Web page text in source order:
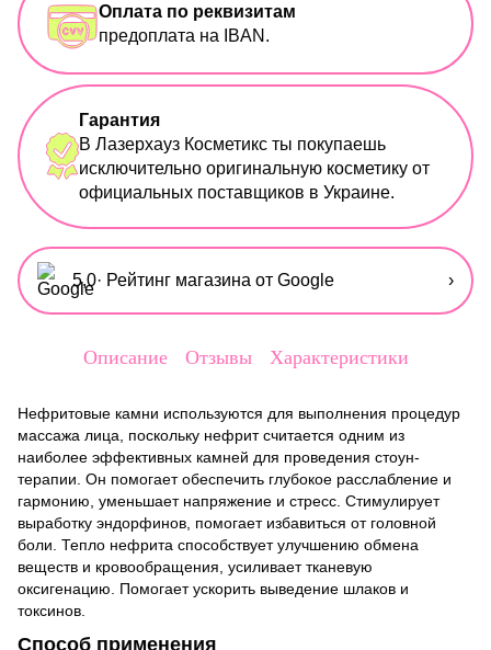
Оплата по реквизитам
предоплата на IBAN.
Гарантия
В Лазерхауз Косметикс ты покупаешь
исключительно оригинальную косметику от
официальных поставщиков в Украине.
5,0· Рейтинг магазина от Google ›
Описание Отзывы Характеристики
Нефритовые камни используются для выполнения процедур
массажа лица, поскольку нефрит считается одним из
наиболее эффективных камней для проведения стоун-
терапии. Он помогает обеспечить глубокое расслабление и
гармонию, уменьшает напряжение и стресс. Стимулирует
выработку эндорфинов, помогает избавиться от головной
боли. Тепло нефрита способствует улучшению обмена
веществ и кровообращения, усиливает тканевую
оксигенацию. Помогает ускорить выведение шлаков и
токсинов.
Способ применения